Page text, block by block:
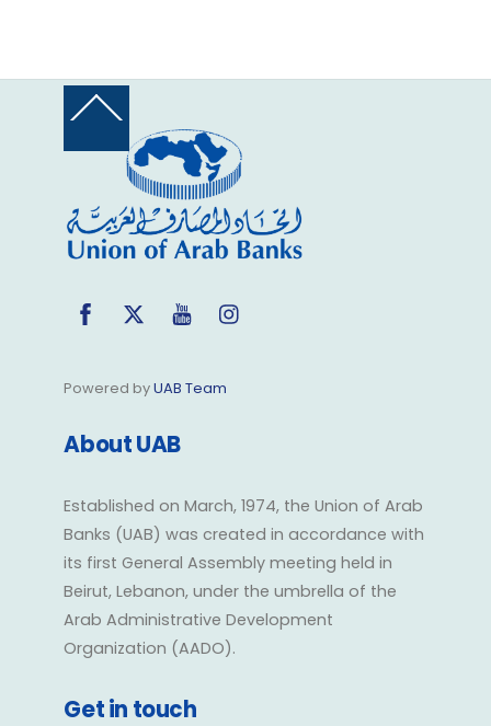
Back
Top
Facebook
Twitter YouTube
Powered byUAB Team
About UAB
Established on March, 1974, the Union of Arab
Banks (UAB) was created in accordance with
its first General Assembly meeting held in
Beirut, Lebanon, under the umbrella of the
Arab Administrative Development
Organization (AADO).
Get in touch